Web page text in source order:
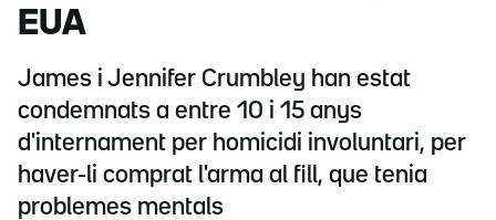
EUA
James i Jennifer Crumbley han estat
condemnats a entre 10 i 15 anys
d'internament per homicidi involuntari, per
haver-li comprat l'arma al fill, que tenia
problemes mentals